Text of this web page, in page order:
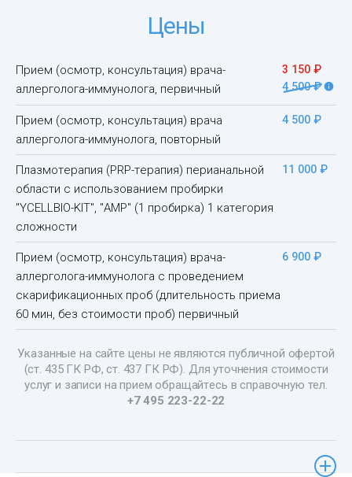
Цены
Прием (осмотр, консультация) врача-
аллерголога-иммунолога, первичный
3 150 ₽
4 500 ₽
Прием (осмотр, консультация) врача
аллерголога-иммунолога, повторный
4 500 ₽
Плазмотерапия (PRP-терапия) перианальной
области с использованием пробирки
"YCELLBIO-KIT", "AMP" (1 пробирка) 1 категория
сложности
11 000 ₽
Прием (осмотр, консультация) врача-
аллерголога-иммунолога с проведением
скарификационных проб (длительность приема
60 мин, без стоимости проб) первичный
6 900 ₽
Указанные на сайте цены не являются публичной офертой
(ст. 435 ГК РФ, ст. 437 ГК РФ). Для уточнения стоимости
услуг и записи на прием обращайтесь в справочную тел.
+7 495 223-22-22